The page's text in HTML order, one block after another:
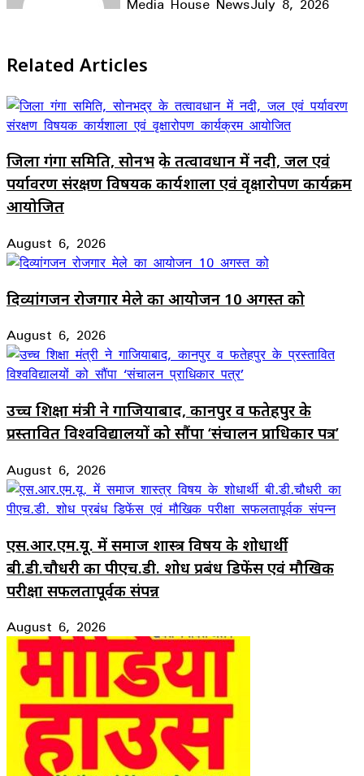
Related Articles
जिला गंगा समिति, सोनभद्र के तत्वावधान में नदी, जल एवं
पर्यावरण संरक्षण विषयक कार्यशाला एवं वृक्षारोपण कार्यक्रम
आयोजित
August 6, 2026
दिव्यांगजन रोजगार मेले का आयोजन 10 अगस्त को
August 6, 2026
उच्च शिक्षा मंत्री ने गाजियाबाद, कानपुर व फतेहपुर के
प्रस्तावित विश्वविद्यालयों को सौंपा ‘संचालन प्राधिकार पत्र’
August 6, 2026
एस.आर.एम.यू. में समाज शास्त्र विषय के शोधार्थी
बी.डी.चौधरी का पीएच.डी. शोध प्रबंध डिफेंस एवं मौखिक
परीक्षा सफलतापूर्वक संपन्न
August 6, 2026